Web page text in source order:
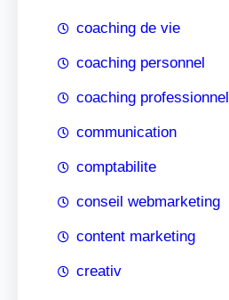
coaching de vie
coaching personnel
coaching professionnel
communication
comptabilite
conseil webmarketing
content marketing
creativ